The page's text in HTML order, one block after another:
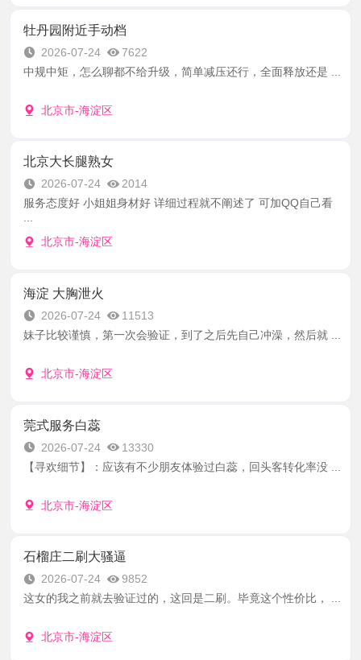
牡丹园附近手动档
2026-07-24
7622
中规中矩，怎么聊都不给升级，简单减压还行，全面释放还是 ...
北京市-海淀区
北京大长腿熟女
2026-07-24
2014
服务态度好 小姐姐身材好 详细过程就不阐述了 可加QQ自己看
...
北京市-海淀区
海淀 大胸泄火
2026-07-24
11513
妹子比较谨慎，第一次会验证，到了之后先自己冲澡，然后就 ...
北京市-海淀区
莞式服务白蕊
2026-07-24
13330
【寻欢细节】：应该有不少朋友体验过白蕊，回头客转化率没 ...
北京市-海淀区
石榴庄二刷大骚逼
2026-07-24
9852
这女的我之前就去验证过的，这回是二刷。毕竟这个性价比， ...
北京市-海淀区